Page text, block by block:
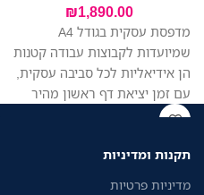
₪1,890.00
מדפסת עסקית בגודל A4
שמיועדות לקבוצות עבודה קטנות
הן אידיאליות לכל סביבה עסקית,
עם זמן יציאת דף ראשון מהיר
יותר בהשוואה למדפסות לייזר
אנרגיה נמוכה ושילוב מערכות
תקנות ומדיניות
מדיניות פרטיות